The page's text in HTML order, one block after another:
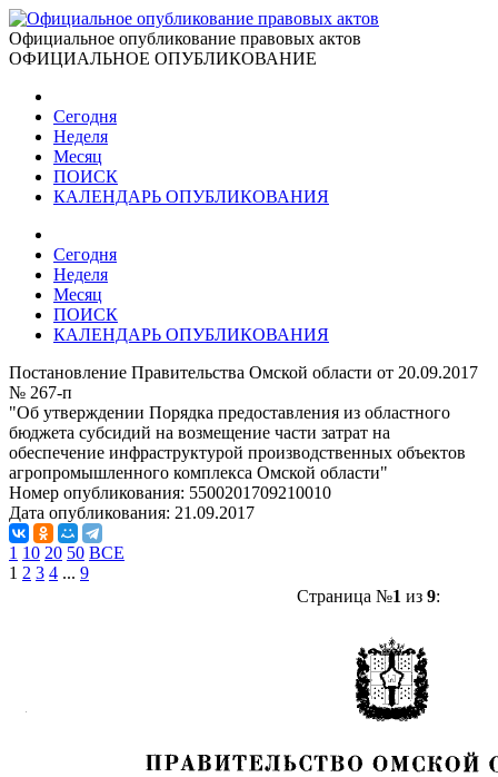
Официальное опубликование правовых актов
ОФИЦИАЛЬНОЕ ОПУБЛИКОВАНИЕ
Сегодня
Неделя
Месяц
ПОИСК
КАЛЕНДАРЬ ОПУБЛИКОВАНИЯ
Сегодня
Неделя
Месяц
ПОИСК
КАЛЕНДАРЬ ОПУБЛИКОВАНИЯ
Постановление Правительства Омской области от 20.09.2017
№ 267-п
"Об утверждении Порядка предоставления из областного
бюджета субсидий на возмещение части затрат на
обеспечение инфраструктурой производственных объектов
агропромышленного комплекса Омской области"
Номер опубликования: 5500201709210010
Дата опубликования: 21.09.2017
1 10 20 50 ВСЕ
1 2 3 4 ... 9
Страница №1 из 9: